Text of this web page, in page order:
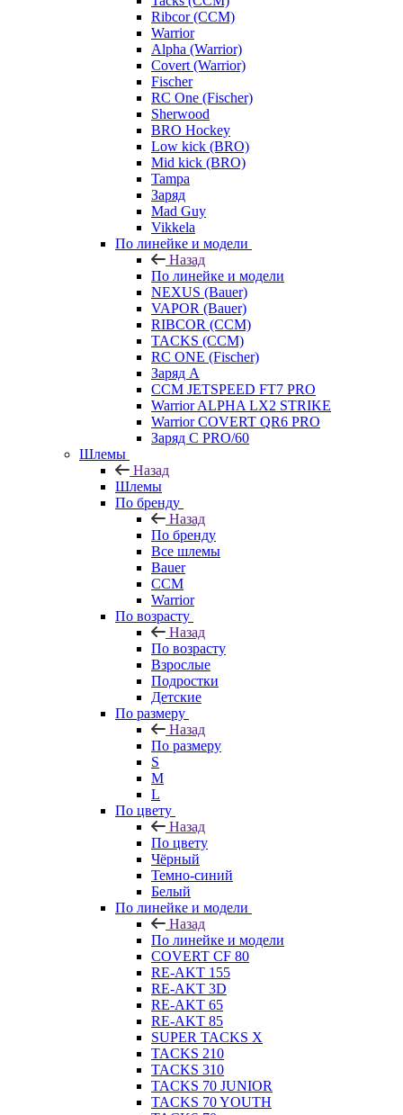
Ribcor (CCM)
Warrior
Alpha (Warrior)
Covert (Warrior)
Fischer
RC One (Fischer)
Sherwood
BRO Hockey
Low kick (BRO)
Mid kick (BRO)
Tampa
Заряд
Mad Guy
Vikkela
По линейке и модели
Назад
По линейке и модели
NEXUS (Bauer)
VAPOR (Bauer)
RIBCOR (CCM)
TACKS (CCM)
RC ONE (Fischer)
Заряд А
CCM JETSPEED FT7 PRO
Warrior ALPHA LX2 STRIKE
Warrior COVERT QR6 PRO
Заряд С PRO/60
Шлемы
Назад
Шлемы
По бренду
Назад
По бренду
Все шлемы
Bauer
CCM
Warrior
По возрасту
Назад
По возрасту
Взрослые
Подростки
Детские
По размеру
Назад
По размеру
S
M
L
По цвету
Назад
По цвету
Чёрный
Темно-синий
Белый
По линейке и модели
Назад
По линейке и модели
COVERT CF 80
RE-AKT 155
RE-AKT 3D
RE-AKT 65
RE-AKT 85
SUPER TACKS X
TACKS 210
TACKS 310
TACKS 70 JUNIOR
TACKS 70 YOUTH